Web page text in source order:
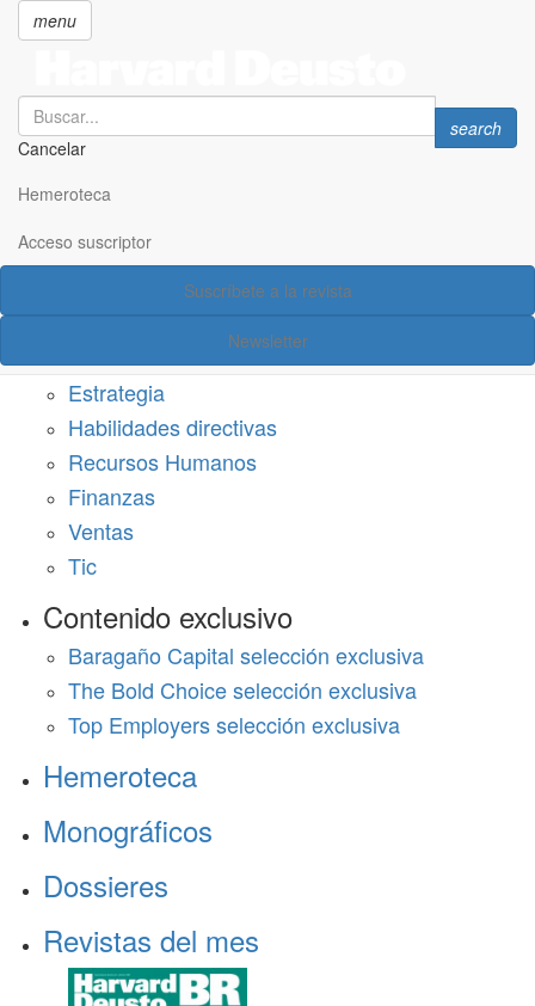
principal
menu
Search
Cancelar
Search
search
Hemeroteca
Acceso suscriptor
Suscríbete a la revista
Newsletter
Acceso suscriptor
Estrategia
Habilidades directivas
Recursos Humanos
Finanzas
Ventas
Tic
Contenido exclusivo
Baragaño Capital selección exclusiva
The Bold Choice selección exclusiva
Top Employers selección exclusiva
Hemeroteca
Monográficos
Dossieres
Revistas del mes